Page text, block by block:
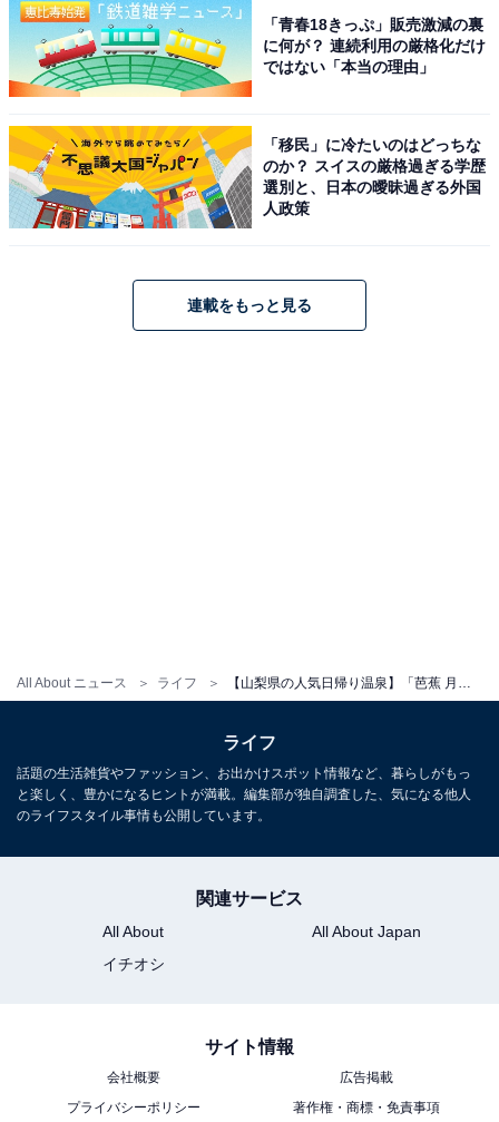
All About ニュース ライフ
アクセス
所在地：山梨県都留市戸沢874番地1
20分（※新宿から都留IC経由で約80分）。
公共交通機関の場合、JR中央線・大月駅で富士急行線に
乗り換えて「都留市駅」下車。都留市駅からタクシーま
たは路線バス（芭蕉月待ちの湯 行き）で約10分。
※都留市外の方の料金です。都留市内・西桂町の方は割
宿泊：不可（日帰り天然温泉施設であり、営業時間が
10:00～21:00、最終入館20:30となっているため宿泊設備
はありません。ただし、徒歩圏内には近隣協力施設のコ
こちらもおすすめ
【山梨県の人気日帰り温泉】「山梨日帰り温泉
「青春18きっぷ」販売激減の裏
に何が？ 連続利用の厳格化だけ
ではない「本当の理由」
「移民」に冷たいのはどっちな
のか？ スイスの厳格過ぎる学歴
選別と、日本の曖昧過ぎる外国
人政策
連載をもっと見る
ライフ
話題の生活雑貨やファッション、お出かけスポット情報など、暮らしがもっ
と楽しく、豊かになるヒントが満載。編集部が独自調査した、気になる他人
のライフスタイル事情も公開しています。
関連サービス
All About
All About Japan
イチオシ
サイト情報
会社概要
広告掲載
プライバシーポリシー
著作権・商標・免責事項